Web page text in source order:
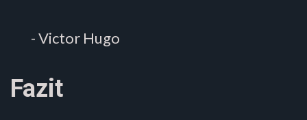
- Victor Hugo
Fazit